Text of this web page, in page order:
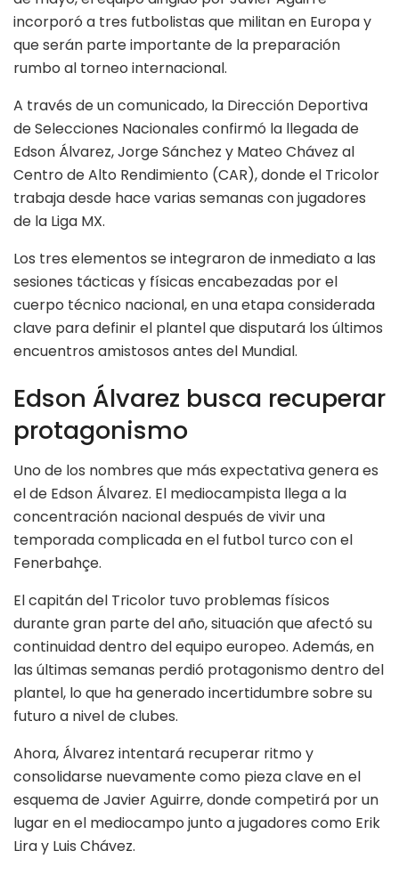
incorporó a tres futbolistas que militan en Europa y
que serán parte importante de la preparación
rumbo al torneo internacional.
A través de un comunicado, la Dirección Deportiva
de Selecciones Nacionales confirmó la llegada de
Edson Álvarez, Jorge Sánchez y Mateo Chávez al
Centro de Alto Rendimiento (CAR), donde el Tricolor
trabaja desde hace varias semanas con jugadores
de la Liga MX.
Los tres elementos se integraron de inmediato a las
sesiones tácticas y físicas encabezadas por el
cuerpo técnico nacional, en una etapa considerada
clave para definir el plantel que disputará los últimos
encuentros amistosos antes del Mundial.
Edson Álvarez busca recuperar
protagonismo
Uno de los nombres que más expectativa genera es
el de Edson Álvarez. El mediocampista llega a la
concentración nacional después de vivir una
temporada complicada en el futbol turco con el
Fenerbahçe.
El capitán del Tricolor tuvo problemas físicos
durante gran parte del año, situación que afectó su
continuidad dentro del equipo europeo. Además, en
las últimas semanas perdió protagonismo dentro del
plantel, lo que ha generado incertidumbre sobre su
futuro a nivel de clubes.
Ahora, Álvarez intentará recuperar ritmo y
consolidarse nuevamente como pieza clave en el
esquema de Javier Aguirre, donde competirá por un
lugar en el mediocampo junto a jugadores como Erik
Lira y Luis Chávez.